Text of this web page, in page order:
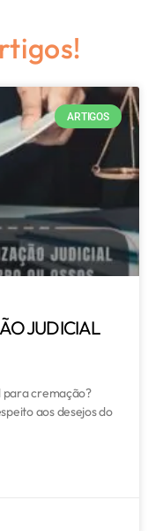
ARTIGOS
JUDICIAL
para cremação?
aos desejos do